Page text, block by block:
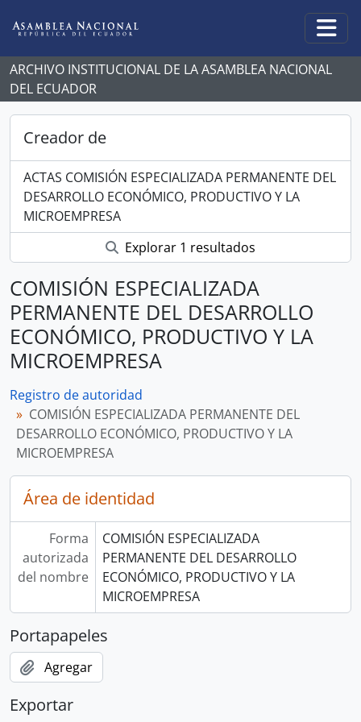
ARCHIVO INSTITUCIONAL DE LA ASAMBLEA NACIONAL
DEL ECUADOR
Creador de
ACTAS COMISIÓN ESPECIALIZADA PERMANENTE DEL
DESARROLLO ECONÓMICO, PRODUCTIVO Y LA
MICROEMPRESA
Explorar 1 resultados
COMISIÓN ESPECIALIZADA
PERMANENTE DEL DESARROLLO
ECONÓMICO, PRODUCTIVO Y LA
MICROEMPRESA
Registro de autoridad
COMISIÓN ESPECIALIZADA PERMANENTE DEL
DESARROLLO ECONÓMICO, PRODUCTIVO Y LA
MICROEMPRESA
Área de identidad
Forma
autorizada
del nombre
COMISIÓN ESPECIALIZADA
PERMANENTE DEL DESARROLLO
ECONÓMICO, PRODUCTIVO Y LA
MICROEMPRESA
Portapapeles
Agregar
Exportar